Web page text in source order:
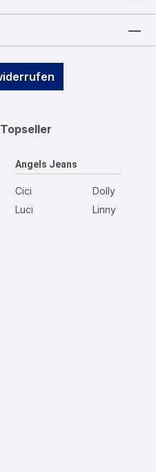
Topseller
Angels Jeans
Cici
Luci
Dolly
Linny